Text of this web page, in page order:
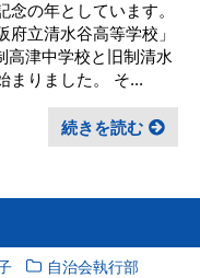
の年としています。
立清水谷高等学校」
高津中学校と旧制清水
まりました。 そ...
続きを読む
自治会執行部